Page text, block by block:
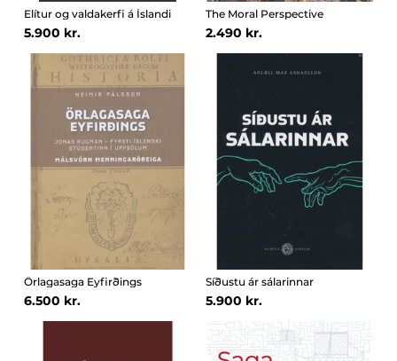
Elítur og valdakerfi á Íslandi
5.900 kr.
The Moral Perspective
2.490 kr.
Örlagasaga Eyfirðings
6.500 kr.
Síðustu ár sálarinnar
5.900 kr.